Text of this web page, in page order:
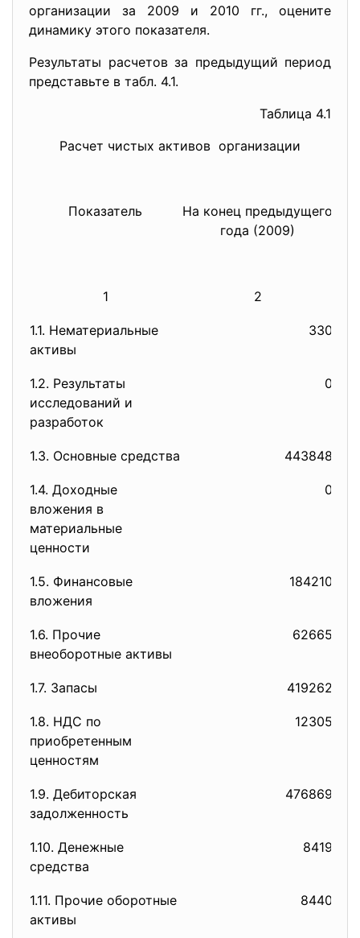
организации за 2009 и 2010 гг., оцените
динамику этого показателя.
Результаты расчетов за предыдущий период
представьте в табл. 4.1.
Таблица 4.1
Расчет чистых активов организации
Показатель
На конец предыдущего
года (2009)
1 2
1.1. Нематериальные
активы
330
1.2. Результаты
исследований и
разработок
0
1.3. Основные средства 443848
1.4. Доходные
вложения в
материальные
ценности
0
1.5. Финансовые
вложения
184210
1.6. Прочие
внеоборотные активы
62665
1.7. Запасы 419262
1.8. НДС по
приобретенным
ценностям
12305
1.9. Дебиторская
задолженность
476869
1.10. Денежные
средства
8419
1.11. Прочие оборотные
активы
8440